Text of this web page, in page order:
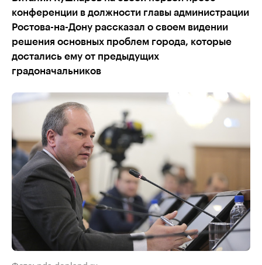
конференции в должности главы администрации
Ростова-на-Дону рассказал о своем видении
решения основных проблем города, которые
достались ему от предыдущих
градоначальников